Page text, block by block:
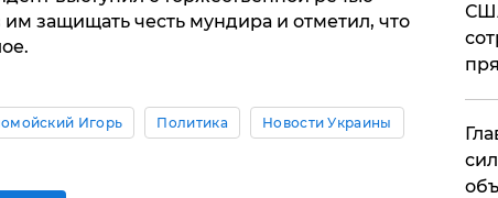
защищать честь мундира и отметил, что
Игорь Политика Новости Украины